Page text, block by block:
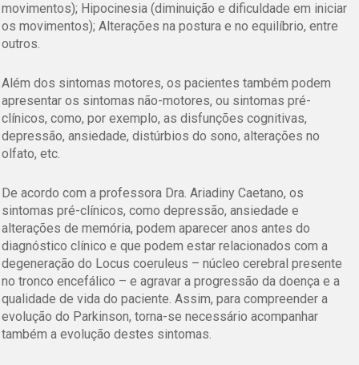
movimentos); Hipocinesia (diminuição e dificuldade em iniciar
os movimentos); Alterações na postura e no equilíbrio, entre
outros.
Além dos sintomas motores, os pacientes também podem
apresentar os sintomas não-motores, ou sintomas pré-
clínicos, como, por exemplo, as disfunções cognitivas,
depressão, ansiedade, distúrbios do sono, alterações no
olfato, etc.
De acordo com a professora Dra. Ariadiny Caetano, os
sintomas pré-clínicos, como depressão, ansiedade e
alterações de memória, podem aparecer anos antes do
diagnóstico clínico e que podem estar relacionados com a
degeneração do Locus coeruleus – núcleo cerebral presente
no tronco encefálico – e agravar a progressão da doença e a
qualidade de vida do paciente. Assim, para compreender a
evolução do Parkinson, torna-se necessário acompanhar
também a evolução destes sintomas.